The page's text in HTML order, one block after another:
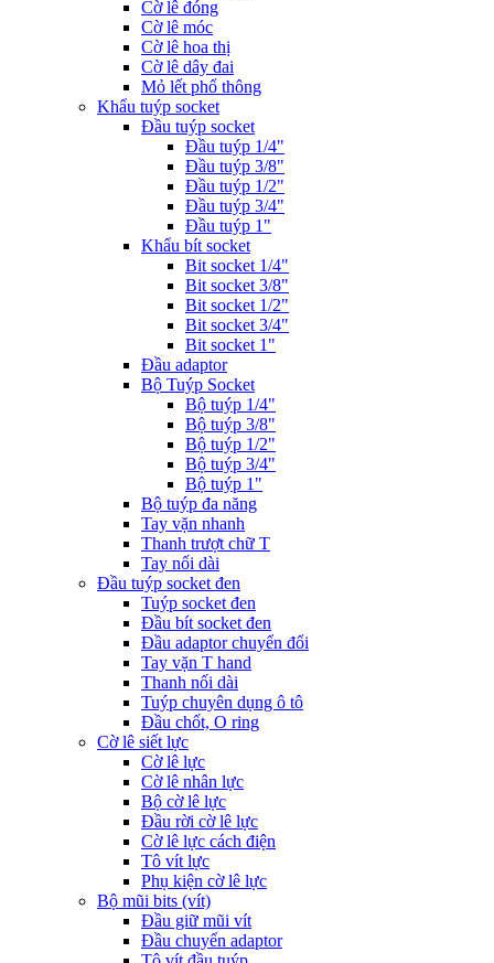
Cờ lê đóng
Cờ lê móc
Cờ lê hoa thị
Cờ lê dây đai
Mỏ lết phổ thông
Khẩu tuýp socket
Đầu tuýp socket
Đầu tuýp 1/4"
Đầu tuýp 3/8"
Đầu tuýp 1/2"
Đầu tuýp 3/4"
Đầu tuýp 1"
Khẩu bít socket
Bit socket 1/4"
Bit socket 3/8"
Bit socket 1/2"
Bit socket 3/4"
Bit socket 1"
Đầu adaptor
Bộ Tuýp Socket
Bộ tuýp 1/4"
Bộ tuýp 3/8"
Bộ tuýp 1/2"
Bộ tuýp 3/4"
Bộ tuýp 1"
Bộ tuýp đa năng
Tay vặn nhanh
Thanh trượt chữ T
Tay nối dài
Đầu tuýp socket đen
Tuýp socket đen
Đầu bít socket đen
Đầu adaptor chuyển đổi
Tay vặn T hand
Thanh nối dài
Tuýp chuyên dụng ô tô
Đầu chốt, O ring
Cờ lê siết lực
Cờ lê lực
Cờ lê nhân lực
Bộ cờ lê lực
Đầu rời cờ lê lực
Cờ lê lực cách điện
Tô vít lực
Phụ kiện cờ lê lực
Bộ mũi bits (vít)
Đầu giữ mũi vít
Đầu chuyển adaptor